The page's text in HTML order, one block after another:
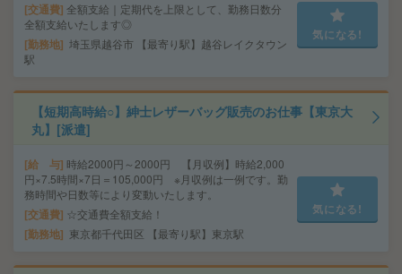
交通費 全額支給｜定期代を上限として、勤務日数分
全額支給いたします◎
勤務地 埼玉県越谷市 【最寄り駅】越谷レイクタウン
駅
気になる!
【短期高時給○】紳士レザーバッグ販売のお仕事【東京大
丸】[派遣]
給 与 時給2000円～2000円 【月収例】時給2,000
円×7.5時間×7日＝105,000円 ※月収例は一例です。勤
務時間や日数等により変動いたします。
交通費 ☆交通費全額支給！
勤務地 東京都千代田区 【最寄り駅】東京駅
気になる!